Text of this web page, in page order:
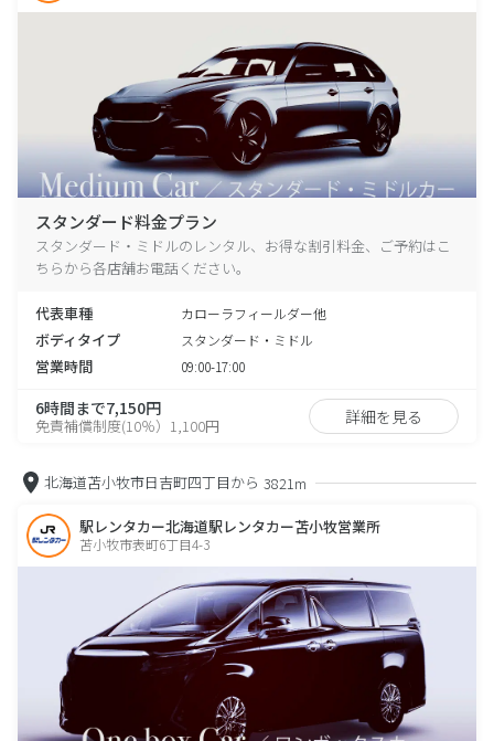
スタンダード料金プラン
スタンダード・ミドルのレンタル、お得な割引料金、ご予約はこ
ちらから各店舗お電話ください。
代表車種 カローラフィールダー他
ボディタイプ スタンダード・ミドル
営業時間 09:00-17:00
6時間まで7,150円
免責補償制度(10％）1,100円 詳細を見る
北海道苫小牧市日吉町四丁目から 3821m
駅レンタカー北海道駅レンタカー苫小牧営業所
苫小牧市表町6丁目4-3